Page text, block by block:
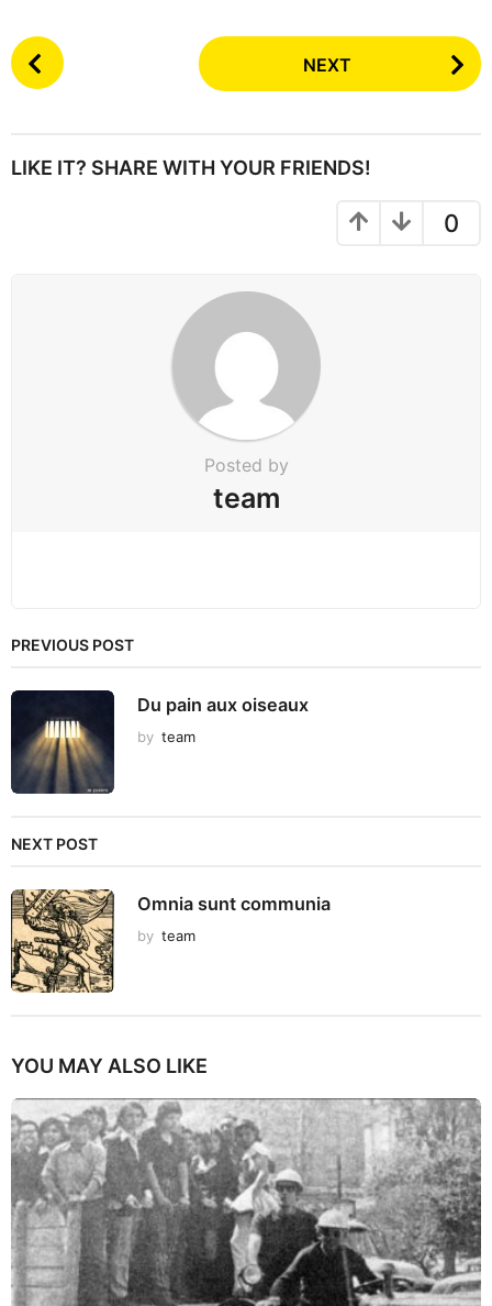
P
o
P
NEXT
LIKE IT? SHARE WITH YOUR FRIENDS!
0
Posted by
team
PREVIOUS POST
Du pain aux oiseaux
by team
NEXT POST
Omnia sunt communia
by team
YOU MAY ALSO LIKE